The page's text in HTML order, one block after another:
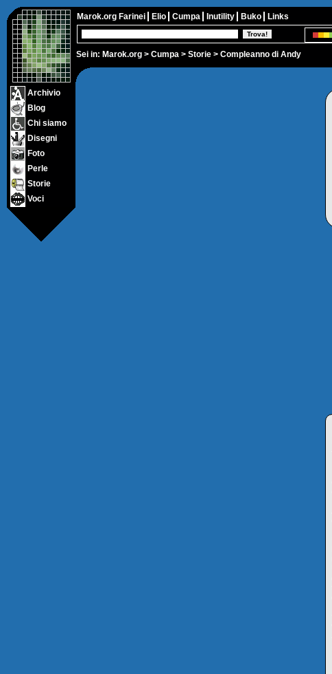
Sei in: Marok.org > Cumpa > Storie > Compleanno di Andy
Marok.org Farinei Elio Cumpa Inutility Buko Links
Archivio
Blog
Chi siamo
Disegni
Foto
Perle
Storie
Voci